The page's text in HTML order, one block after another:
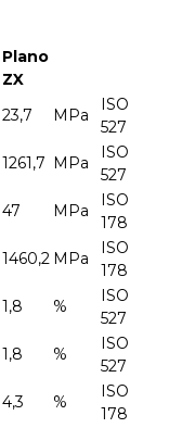
Plano
ZX
23,7 MPa
ISO
527
1261,7 MPa
ISO
527
47 MPa
ISO
178
1460,2 MPa
ISO
178
1,8 %
ISO
527
1,8 %
ISO
527
4,3 %
ISO
178